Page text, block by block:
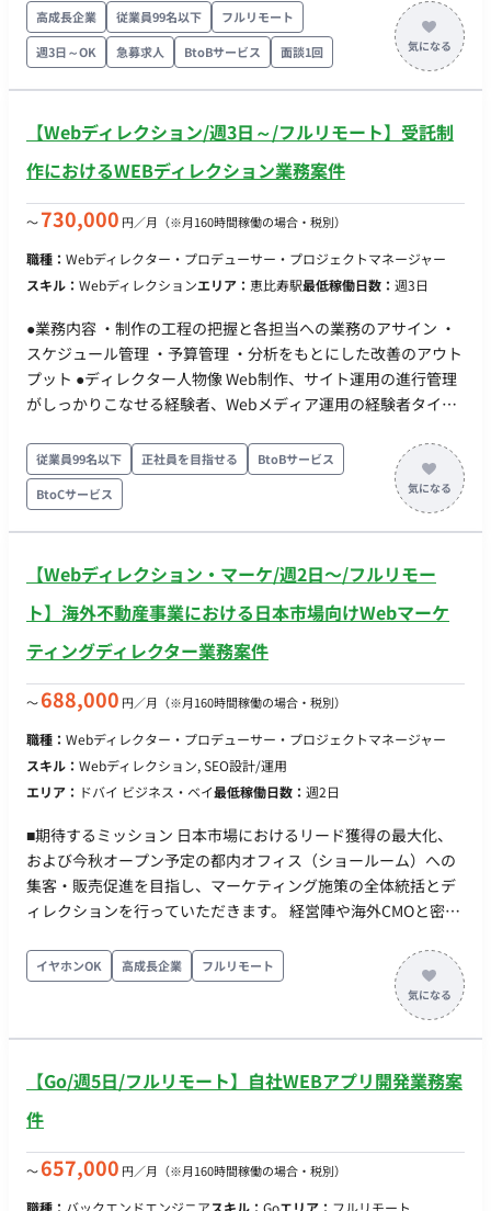
Salesforce（SFDC）との連携支援 ・キャンペーン階層やリー
ドステータスの設計 ・データ連携のトラブルシュート ・サ
ンドボックス環境での開発、設定代行 ・実装計画やテスト計
画などのドキュメンテーション ・オブジェクト構造を踏まえ
スキル】 ■必須スキル ・Salesforce運用設計・設定経験（キ
ャンペーン、リード、レポートなど） ・Account
ドキュメント作成・引き継ぎ資料の作成スキル ・JavaScript
基本知識（特にWeb→MA→CRM） 【備考】 ・フルリモート ・
週3日以上
高成長企業 従業員99名以下
フルリモート
週3日～OK
急募求人 BtoBサービス 面談1回
【Webディレクション/週3日～/フルリモート】受託制
作におけるWEBディレクション業務案件
〜730,000 円／月 （※月160時間稼働の場合・税別）
職種： Webディレクター・プロデューサー・プロジェクトマネージャー
スキル： Webディレクションエリア： 恵比寿駅最低稼働日数： 週3日
●業務内容 ・制作の工程の把握と各担当への業務のアサイン ・
スケジュール管理 ・予算管理 ・分析をもとにした改善のアウト
プット ●ディレクター人物像 Web制作、サイト運用の進行管理
がしっかりこなせる経験者、Webメディア運用の経験者タイ
コンテンツ情報を網羅しプロジェクトを管理できる人材。尚、
UI/UXの理解がありデザインの調整が可能な方優遇。 ＊業務委
託契約3カ月程度経過後、契約社員または正社員雇用希望の方に
限る ●勤務条件 リモート可、但し東京周辺以外の地方移住者不
従業員99名以下 正社員を目指せる
BtoBサービス
BtoCサービス
【Webディレクション・マーケ/週2日〜/フルリモー
ト】海外不動産事業における日本市場向けWebマーケ
ティングディレクター業務案件
〜688,000 円／月 （※月160時間稼働の場合・税別）
職種： Webディレクター・プロデューサー・プロジェクトマネージャー
スキル： Webディレクション, SEO設計/運用
エリア： ドバイ ビジネス・ベイ最低稼働日数： 週2日
■期待するミッション 日本市場におけるリード獲得の最大化、
および今秋オープン予定の都内オフィス（ショールーム）への
集客・販売促進を目指し、マーケティング施策の全体統括とデ
ィレクションを行っていただきます。 経営陣や海外CMOと密に
く、事業フェーズに合わせた自発的な施策提案（刺さる提案）
を行い、マーケティングの型化を推進していくことが期待され
ィング全般の企画・立案、および制作ディレクション業務全般
テスト・保守運用】 （※戦略立案からクリエイティブの制作進
行、オフライン施策との連動までの全工程に携わっていただき
略の立案、およびプロモーション施策の企画 ・Web広告（リス
イヤホンOK 高成長企業 フルリモート
【Go/週5日/フルリモート】自社WEBアプリ開発業務案
件
〜657,000 円／月 （※月160時間稼働の場合・税別）
職種： バックエンドエンジニアスキル： Goエリア： フルリモート